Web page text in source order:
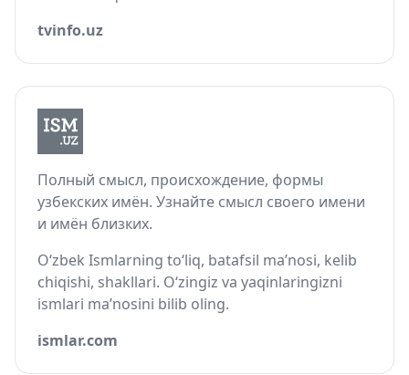
tvinfo.uz
Полный смысл, происхождение, формы
узбекских имён. Узнайте смысл своего имени
и имён близких.
O‘zbek Ismlarning to‘liq, batafsil ma’nosi, kelib
chiqishi, shakllari. O‘zingiz va yaqinlaringizni
ismlari ma’nosini bilib oling.
ismlar.com